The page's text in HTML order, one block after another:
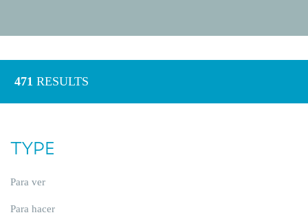
471 RESULTS
TYPE
Para ver
Para hacer